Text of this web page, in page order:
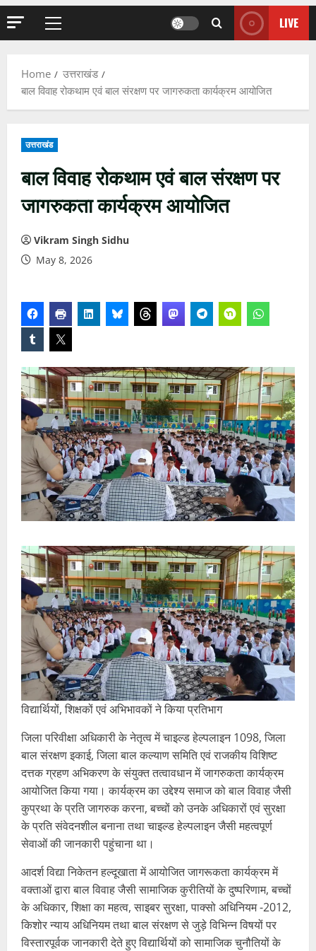
Primary
LIVE
Home
उत्तराखंड
बाल विवाह रोकथाम एवं बाल संरक्षण पर जागरुकता कार्यक्रम आयोजित
उत्तराखंड
बाल विवाह रोकथाम एवं बाल संरक्षण पर
जागरुकता कार्यक्रम आयोजित
Vikram Singh Sidhu
May 8, 2026
विद्यार्थियों, शिक्षकों एवं अभिभावकों ने किया प्रतिभाग
जिला परिवीक्षा अधिकारी के नेतृत्व में चाइल्ड हेल्पलाइन 1098, जिला
बाल संरक्षण इकाई, जिला बाल कल्याण समिति एवं राजकीय विशिष्ट
दत्तक ग्रहण अभिकरण के संयुक्त तत्वावधान में जागरुकता कार्यक्रम
आयोजित किया गया। कार्यक्रम का उद्देश्य समाज को बाल विवाह जैसी
कुप्रथा के प्रति जागरुक करना, बच्चों को उनके अधिकारों एवं सुरक्षा
के प्रति संवेदनशील बनाना तथा चाइल्ड हेल्पलाइन जैसी महत्वपूर्ण
सेवाओं की जानकारी पहुंचाना था।
आदर्श विद्या निकेतन हल्दूखाता में आयोजित जागरूकता कार्यक्रम में
वक्ताओं द्वारा बाल विवाह जैसी सामाजिक कुरीतियों के दुष्परिणाम, बच्चों
के अधिकार, शिक्षा का महत्व, साइबर सुरक्षा, पाक्सो अधिनियम -2012,
किशोर न्याय अधिनियम तथा बाल संरक्षण से जुड़े विभिन्न विषयों पर
विस्तारपूर्वक जानकारी देते हुए विद्यार्थियों को सामाजिक चुनौतियों के